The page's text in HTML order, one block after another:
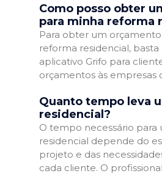
Como posso obter
para minha reforma
Para obter um orçamento
reforma residencial, basta
aplicativo Grifo para
orçamentos às empresas
Quanto tempo leva
residencial?
O tempo necessário para
residencial depende do
projeto e das
cada cliente. O